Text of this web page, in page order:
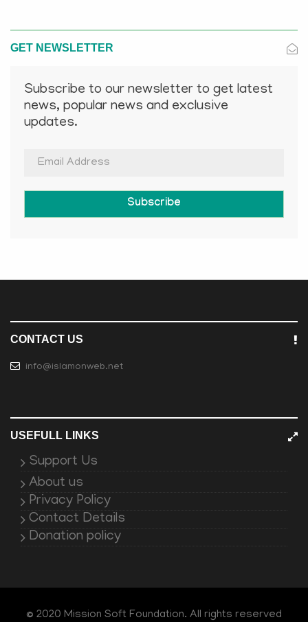
GET NEWSLETTER
Subscribe to our newsletter to get latest
news, popular news and exclusive
updates.
Subscribe
CONTACT US
info@islamonweb.net
USEFULL LINKS
Support Us
About us
Privacy Policy
Contact Details
Donation policy
© 2020 Mission Soft Foundation. All rights reserved